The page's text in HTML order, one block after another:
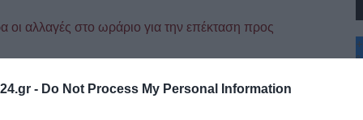
- Do Not Process My Personal Information
αλλαγές στο ωράριο για την επέκταση προς
οι έκτακτες αλλαγές στο ωράριο λειτουργίας του Μετρό
+
°